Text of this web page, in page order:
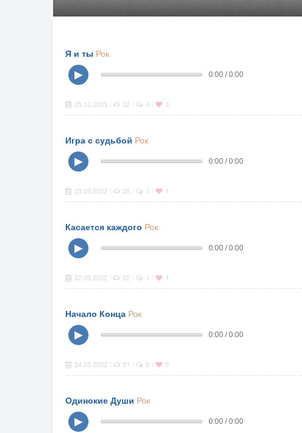
Я и ты Рок
▶
0:00 / 0:00
25.12.2023 32 4 3
Игра с судьбой Рок
▶
0:00 / 0:00
23.09.2022 28 1 1
Касается каждого Рок
▶
0:00 / 0:00
22.09.2022 22 1 1
Начало Конца Рок
▶
0:00 / 0:00
24.05.2022 51 5 5
Одинокие Души Рок
▶
0:00 / 0:00